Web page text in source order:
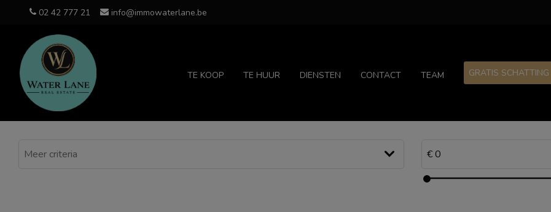
02 42 777 21 info@immowaterlane.be
TE KOOP TE HUUR DIENSTEN CONTACT TEAM GRATIS SCHATTING